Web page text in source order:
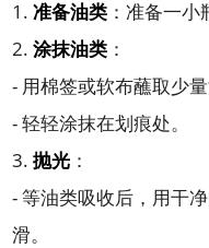
1.准备油类 ：准备一小
2.涂抹油类 ：
- 用棉签或软布蘸取少量
- 轻轻涂抹在划痕处。
3.抛光 ：
- 等油类吸收后，用干
滑。